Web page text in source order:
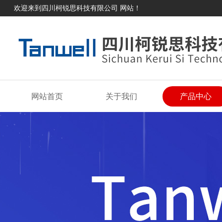
欢迎来到四川柯锐思科技有限公司 网站！
网站首页 关于我们 产品中心